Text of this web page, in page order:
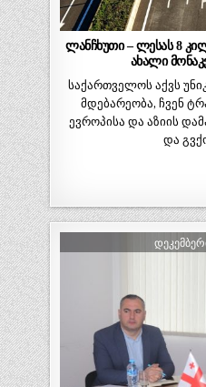
ლანჩხუთი – ლესას 8
ახალი
საქართველოს აქვს
მდებარეობა, ჩვენ
ევროპისა და აზიის
და